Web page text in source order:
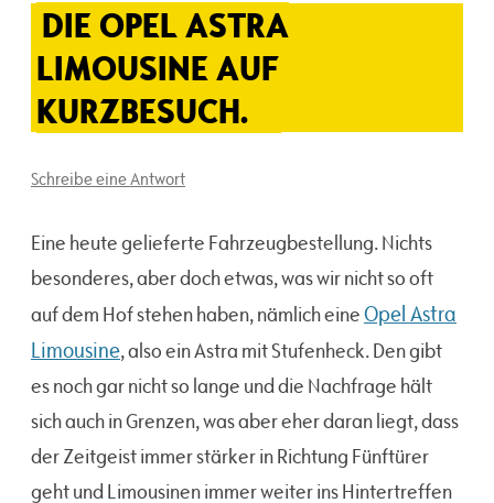
DIE OPEL ASTRA
LIMOUSINE AUF
KURZBESUCH.
Schreibe eine Antwort
Eine heute gelieferte Fahrzeugbestellung. Nichts
besonderes, aber doch etwas, was wir nicht so oft
auf dem Hof stehen haben, nämlich eineOpel Astra
Limousine, also ein Astra mit Stufenheck. Den gibt
es noch gar nicht so lange und die Nachfrage hält
sich auch in Grenzen, was aber eher daran liegt, dass
der Zeitgeist immer stärker in Richtung Fünftürer
geht und Limousinen immer weiter ins Hintertreffen